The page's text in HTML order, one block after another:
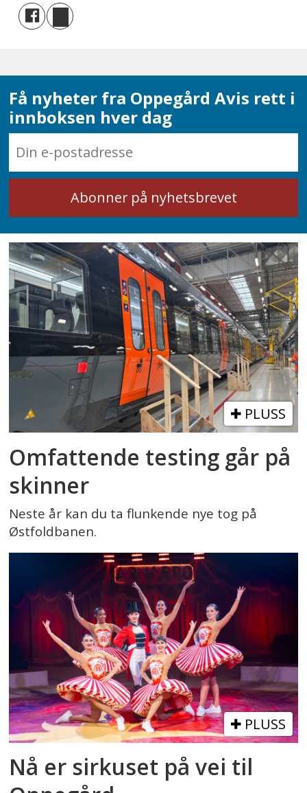
Få nyheter fra Oppegård Avis rett i
innboksen hver dag
PLUSS
Omfattende testing går på
skinner
Neste år kan du ta flunkende nye tog på
Østfoldbanen.
PLUSS
Nå er sirkuset på vei til